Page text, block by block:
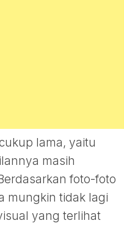
lama, yaitu
masih
foto-foto
mungkin tidak lagi
yang terlihat